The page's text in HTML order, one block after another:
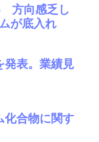
方向感乏し
が底入れ
表。業績見
化合物に関す